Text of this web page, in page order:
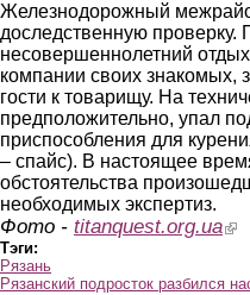
Железнодорожный
доследственную
несовершеннолетний
компании своих знакомых,
гости к товарищу. На
предположительно, упал
приспособления для
– спайс). В настоящее
обстоятельства
необходимых экспертиз.
Фото - titanquest.org.ua
Тэги:
Рязань
Рязанский подросток разбился